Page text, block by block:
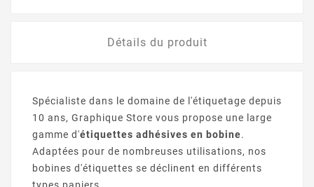
Détails du produit
Spécialiste dans le domaine de l'étiquetage depuis
10 ans, Graphique Store vous propose une large
gamme d'étiquettes adhésives en bobine.
Adaptées pour de nombreuses utilisations, nos
bobines d'étiquettes se déclinent en différents